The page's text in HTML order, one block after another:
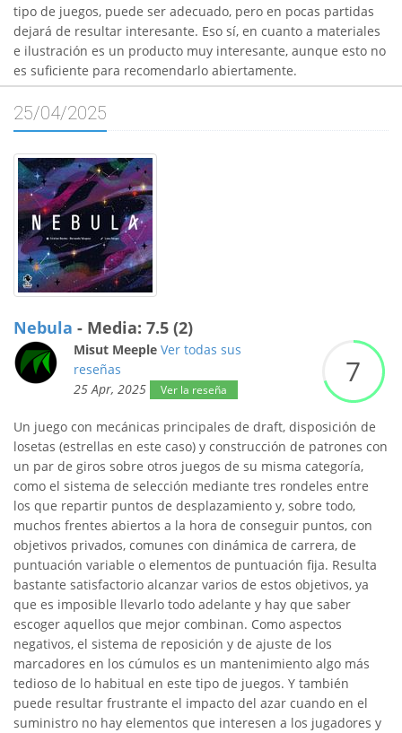
tipo de juegos, puede ser adecuado, pero en pocas partidas
dejará de resultar interesante. Eso sí, en cuanto a materiales
e ilustración es un producto muy interesante, aunque esto no
es suficiente para recomendarlo abiertamente.
25/04/2025
Nebula - Media: 7.5 (2)
Misut Meeple Ver todas sus
reseñas
25 Apr, 2025
Ver la reseña
7
Un juego con mecánicas principales de draft, disposición de
losetas (estrellas en este caso) y construcción de patrones con
un par de giros sobre otros juegos de su misma categoría,
como el sistema de selección mediante tres rondeles entre
los que repartir puntos de desplazamiento y, sobre todo,
muchos frentes abiertos a la hora de conseguir puntos, con
objetivos privados, comunes con dinámica de carrera, de
puntuación variable o elementos de puntuación fija. Resulta
bastante satisfactorio alcanzar varios de estos objetivos, ya
que es imposible llevarlo todo adelante y hay que saber
escoger aquellos que mejor combinan. Como aspectos
negativos, el sistema de reposición y de ajuste de los
marcadores en los cúmulos es un mantenimiento algo más
tedioso de lo habitual en este tipo de juegos. Y también
puede resultar frustrante el impacto del azar cuando en el
suministro no hay elementos que interesen a los jugadores y